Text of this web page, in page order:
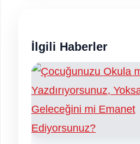
İlgili Haberler